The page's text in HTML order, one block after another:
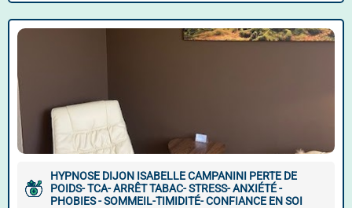
HYPNOSE DIJON ISABELLE CAMPANINI PERTE DE
POIDS- TCA- ARRÊT TABAC- STRESS- ANXIÉTÉ -
PHOBIES - SOMMEIL-TIMIDITÉ- CONFIANCE EN SOI